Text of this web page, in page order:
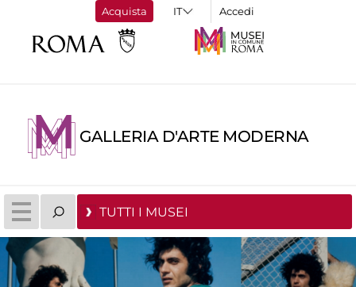
Acquista Accedi
GALLERIA D'ARTE MODERNA
TUTTI I MUSEI